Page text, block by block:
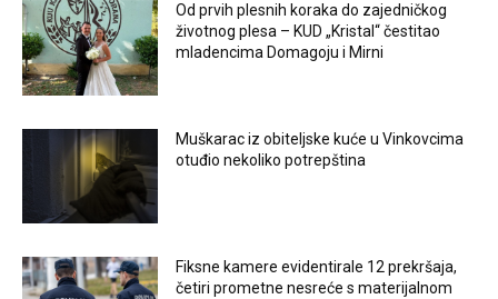
Od prvih plesnih koraka do zajedničkog
životnog plesa – KUD „Kristal“ čestitao
mladencima Domagoju i Mirni
Muškarac iz obiteljske kuće u Vinkovcima
otuđio nekoliko potrepština
Fiksne kamere evidentirale 12 prekršaja,
četiri prometne nesreće s materijalnom